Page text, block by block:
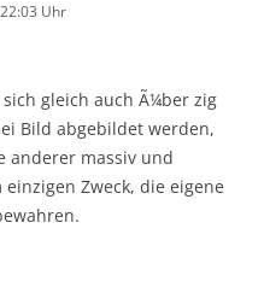
Uhr
gleich auch Ã¼ber zig
Bild abgebildet werden,
anderer massiv und
Zweck, die eigene